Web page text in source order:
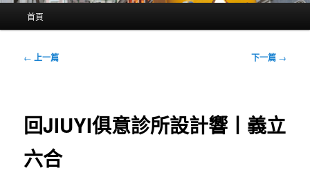
首頁
文
← 上一篇 下一篇 →
回JIUYI俱意診所設計響丨義立
六合